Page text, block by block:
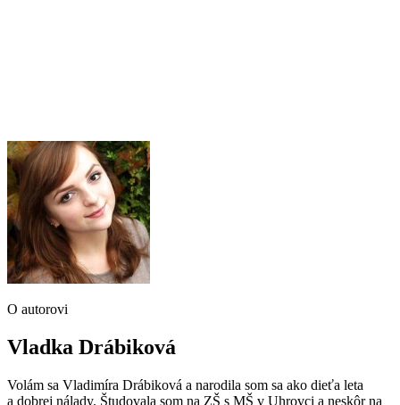
O autorovi
Vladka Drábiková
Volám sa Vladimíra Drábiková a narodila som sa ako dieťa leta
a dobrej nálady. Študovala som na ZŠ s MŠ v Uhrovci a neskôr na